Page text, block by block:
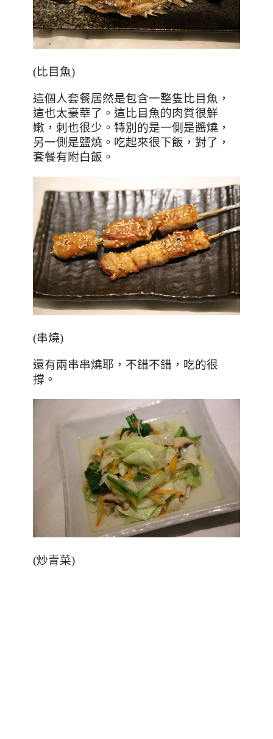
(比目魚)
這個人套餐居然是包含一整隻比目魚，
這也太豪華了。這比目魚的肉質很鮮
嫩，刺也很少。特別的是一側是醬燒，
另一側是鹽燒。吃起來很下飯，對了，
套餐有附白飯。
(串燒)
還有兩串串燒耶，不錯不錯，吃的很
撐。
(炒青菜)